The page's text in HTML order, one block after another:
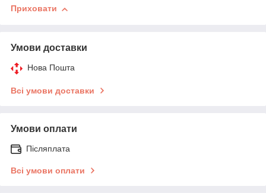
Приховати
Умови доставки
Нова Пошта
Всі умови доставки
Умови оплати
Післяплата
Всі умови оплати